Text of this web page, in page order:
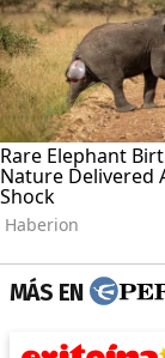
MÁS EN